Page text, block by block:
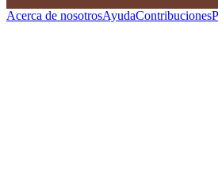
Acerca de nosotrosAyudaContribuciones